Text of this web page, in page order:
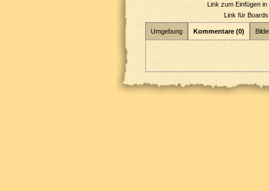
Link zum Einfügen
Link für
Umgebung Kommentare (0)